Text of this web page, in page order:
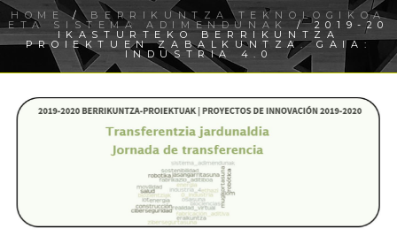
HOME/ BERRIKUNTZA TEKNOLOGIKOA
ETA SISTEMA ADIMENDUNAK / 2019-20
IKASTURTEKO BERRIKUNTZA
PROIEKTUEN ZABALKUNTZA. GAIA:
INDUSTRIA 4.0